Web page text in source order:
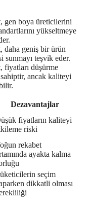
gen boya üreticilerini
yükseltmeye
daha geniş bir ürün
sunmayı teşvik eder.
fiyatları düşürme
ancak kaliteyi
Dezavantajlar
fiyatların kaliteyi
riski
rekabet
ayakta kalma
seçim
dikkatli olması